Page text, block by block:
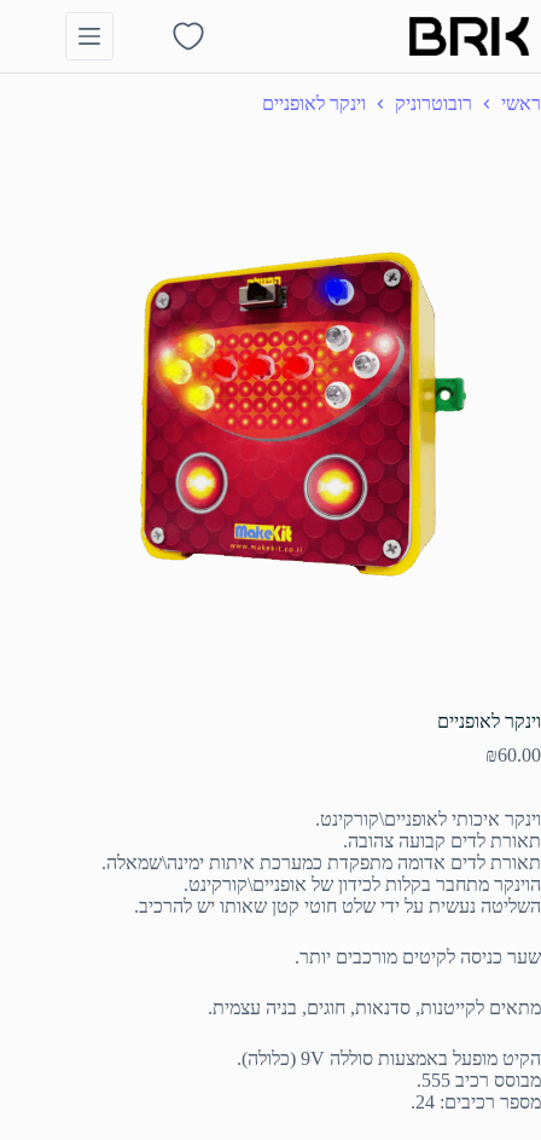
content
Shopping
ראשי
רובוטרוניק וינקר לאופניים
וינקר לאופניים
₪60.00
וינקר איכותי לאופניים\קורקינט.
תאורת לדים קבועה צהובה.
תאורת לדים אדומה מתפקדת כמערכת איתות ימינה\שמאלה.
הוינקר מתחבר בקלות לכידון של אופניים\קורקינט.
השליטה נעשית על ידי שלט חוטי קטן שאותו יש להרכיב.
שער כניסה לקיטים מורכבים יותר.
מתאים לקייטנות, סדנאות, חוגים, בניה עצמית.
הקיט מופעל באמצעות סוללה 9V (כלולה).
מבוסס רכיב 555.
מספר רכיבים: 24.